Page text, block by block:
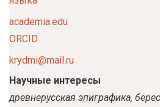
academia.edu
ORCID
krydmi@mail.ru
Научные интересы
древнерусская эпиграфика,